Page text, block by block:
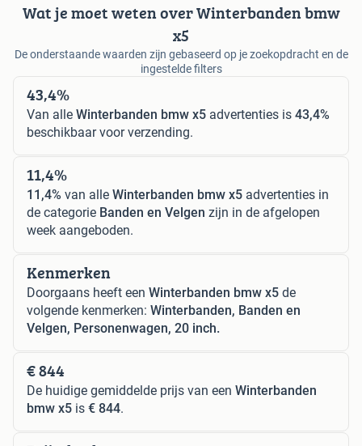
Wat je moet weten over Winterbanden bmw
x5
De onderstaande waarden zijn gebaseerd op je zoekopdracht en de
ingestelde filters
43,4%
Van alle Winterbanden bmw x5 advertenties is 43,4%
beschikbaar voor verzending.
11,4%
11,4% van alle Winterbanden bmw x5 advertenties in
de categorie Banden en Velgen zijn in de afgelopen
week aangeboden.
Kenmerken
Doorgaans heeft een Winterbanden bmw x5 de
volgende kenmerken: Winterbanden, Banden en
Velgen, Personenwagen, 20 inch.
€ 844
De huidige gemiddelde prijs van een Winterbanden
bmw x5 is € 844.